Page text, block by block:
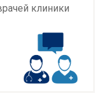
клиники